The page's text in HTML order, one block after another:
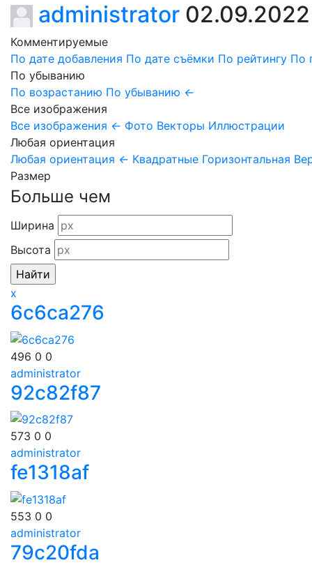
administrator 02.09.2022
Комментируемые
По дате добавления По дате съёмки По рейтингу По
По убыванию
По возрастанию По убыванию ←
Все изображения
Все изображения ← Фото Векторы Иллюстрации
Любая ориентация
Любая ориентация ← Квадратные Горизонтальная
Размер
Больше чем
Ширина
Высота
x
6c6ca276
496 0 0
administrator
92c82f87
573 0 0
administrator
fe1318af
553 0 0
administrator
79c20fda